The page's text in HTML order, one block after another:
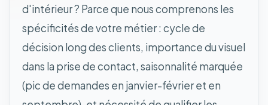
d'intérieur ? Parce que nous comprenons les
spécificités de votre métier : cycle de
décision long des clients, importance du visuel
dans la prise de contact, saisonnalité marquée
(pic de demandes en janvier-février et en